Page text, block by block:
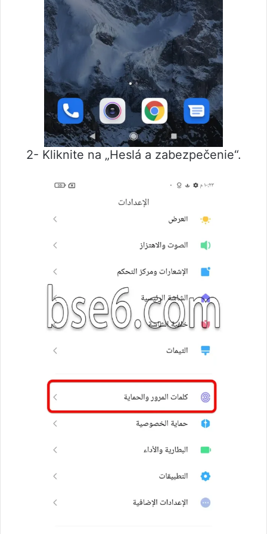
2- Kliknite na „Heslá a zabezpečenie“.